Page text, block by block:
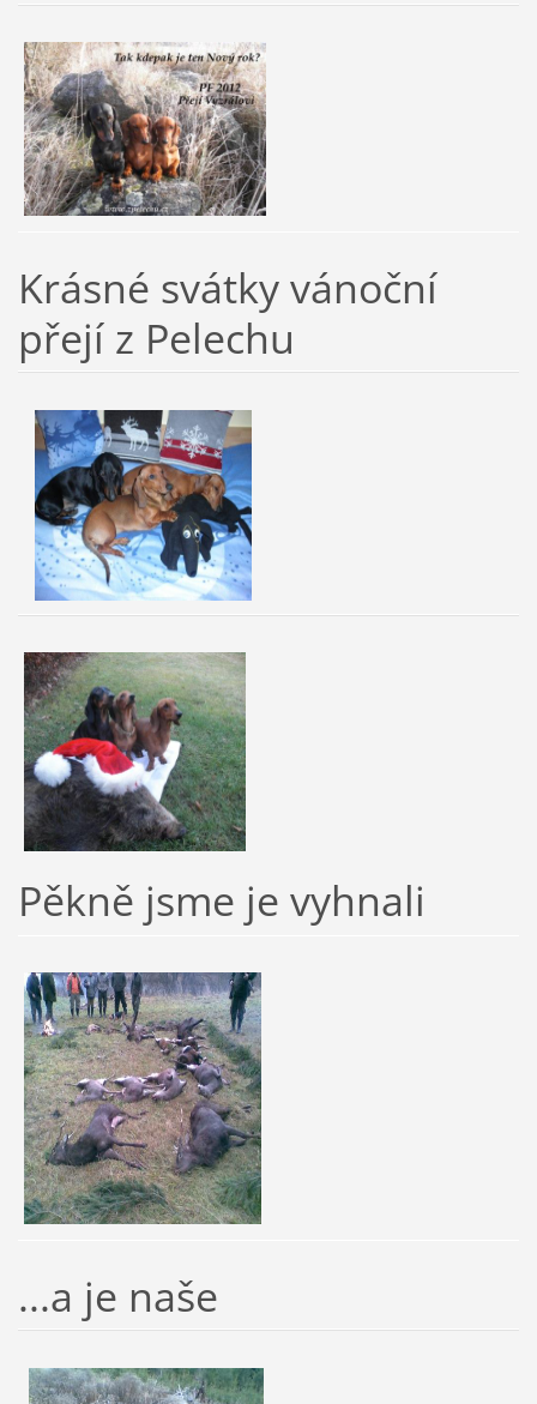
Krásné svátky vánoční
přejí z Pelechu
Pěkně jsme je vyhnali
...a je naše